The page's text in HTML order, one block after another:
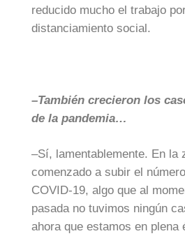
reducido mucho el trabajo
distanciamiento social.
–También crecieron los
de la pandemia…
–Sí, lamentablemente. En la
comenzado a subir el
COVID-19, algo que al
pasada no tuvimos ningún
ahora que estamos en plena